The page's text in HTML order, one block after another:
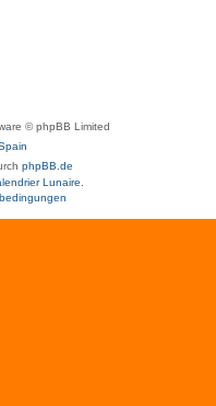
© phpBB Limited
phpBB.de
Lunaire.